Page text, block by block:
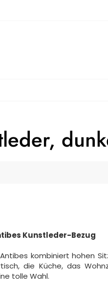
Kunstleder-Bezug
Antibes kombiniert hohen
die Küche, das
tolle Wahl.